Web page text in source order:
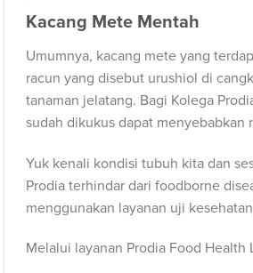
Kacang Mete Mentah
Umumnya, kacang mete yang
racun yang disebut urushiol di
tanaman jelatang. Bagi Kolega
sudah dikukus dapat menyebabkan
Yuk kenali kondisi tubuh kita dan
Prodia terhindar dari foodborne
menggunakan layanan uji
Melalui layanan Prodia Food Health